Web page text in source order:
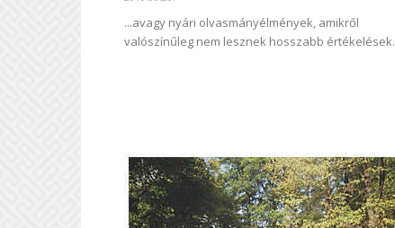
...avagy nyári olvasmányélmények, amikről
valószínűleg nem lesznek hosszabb értékelések.